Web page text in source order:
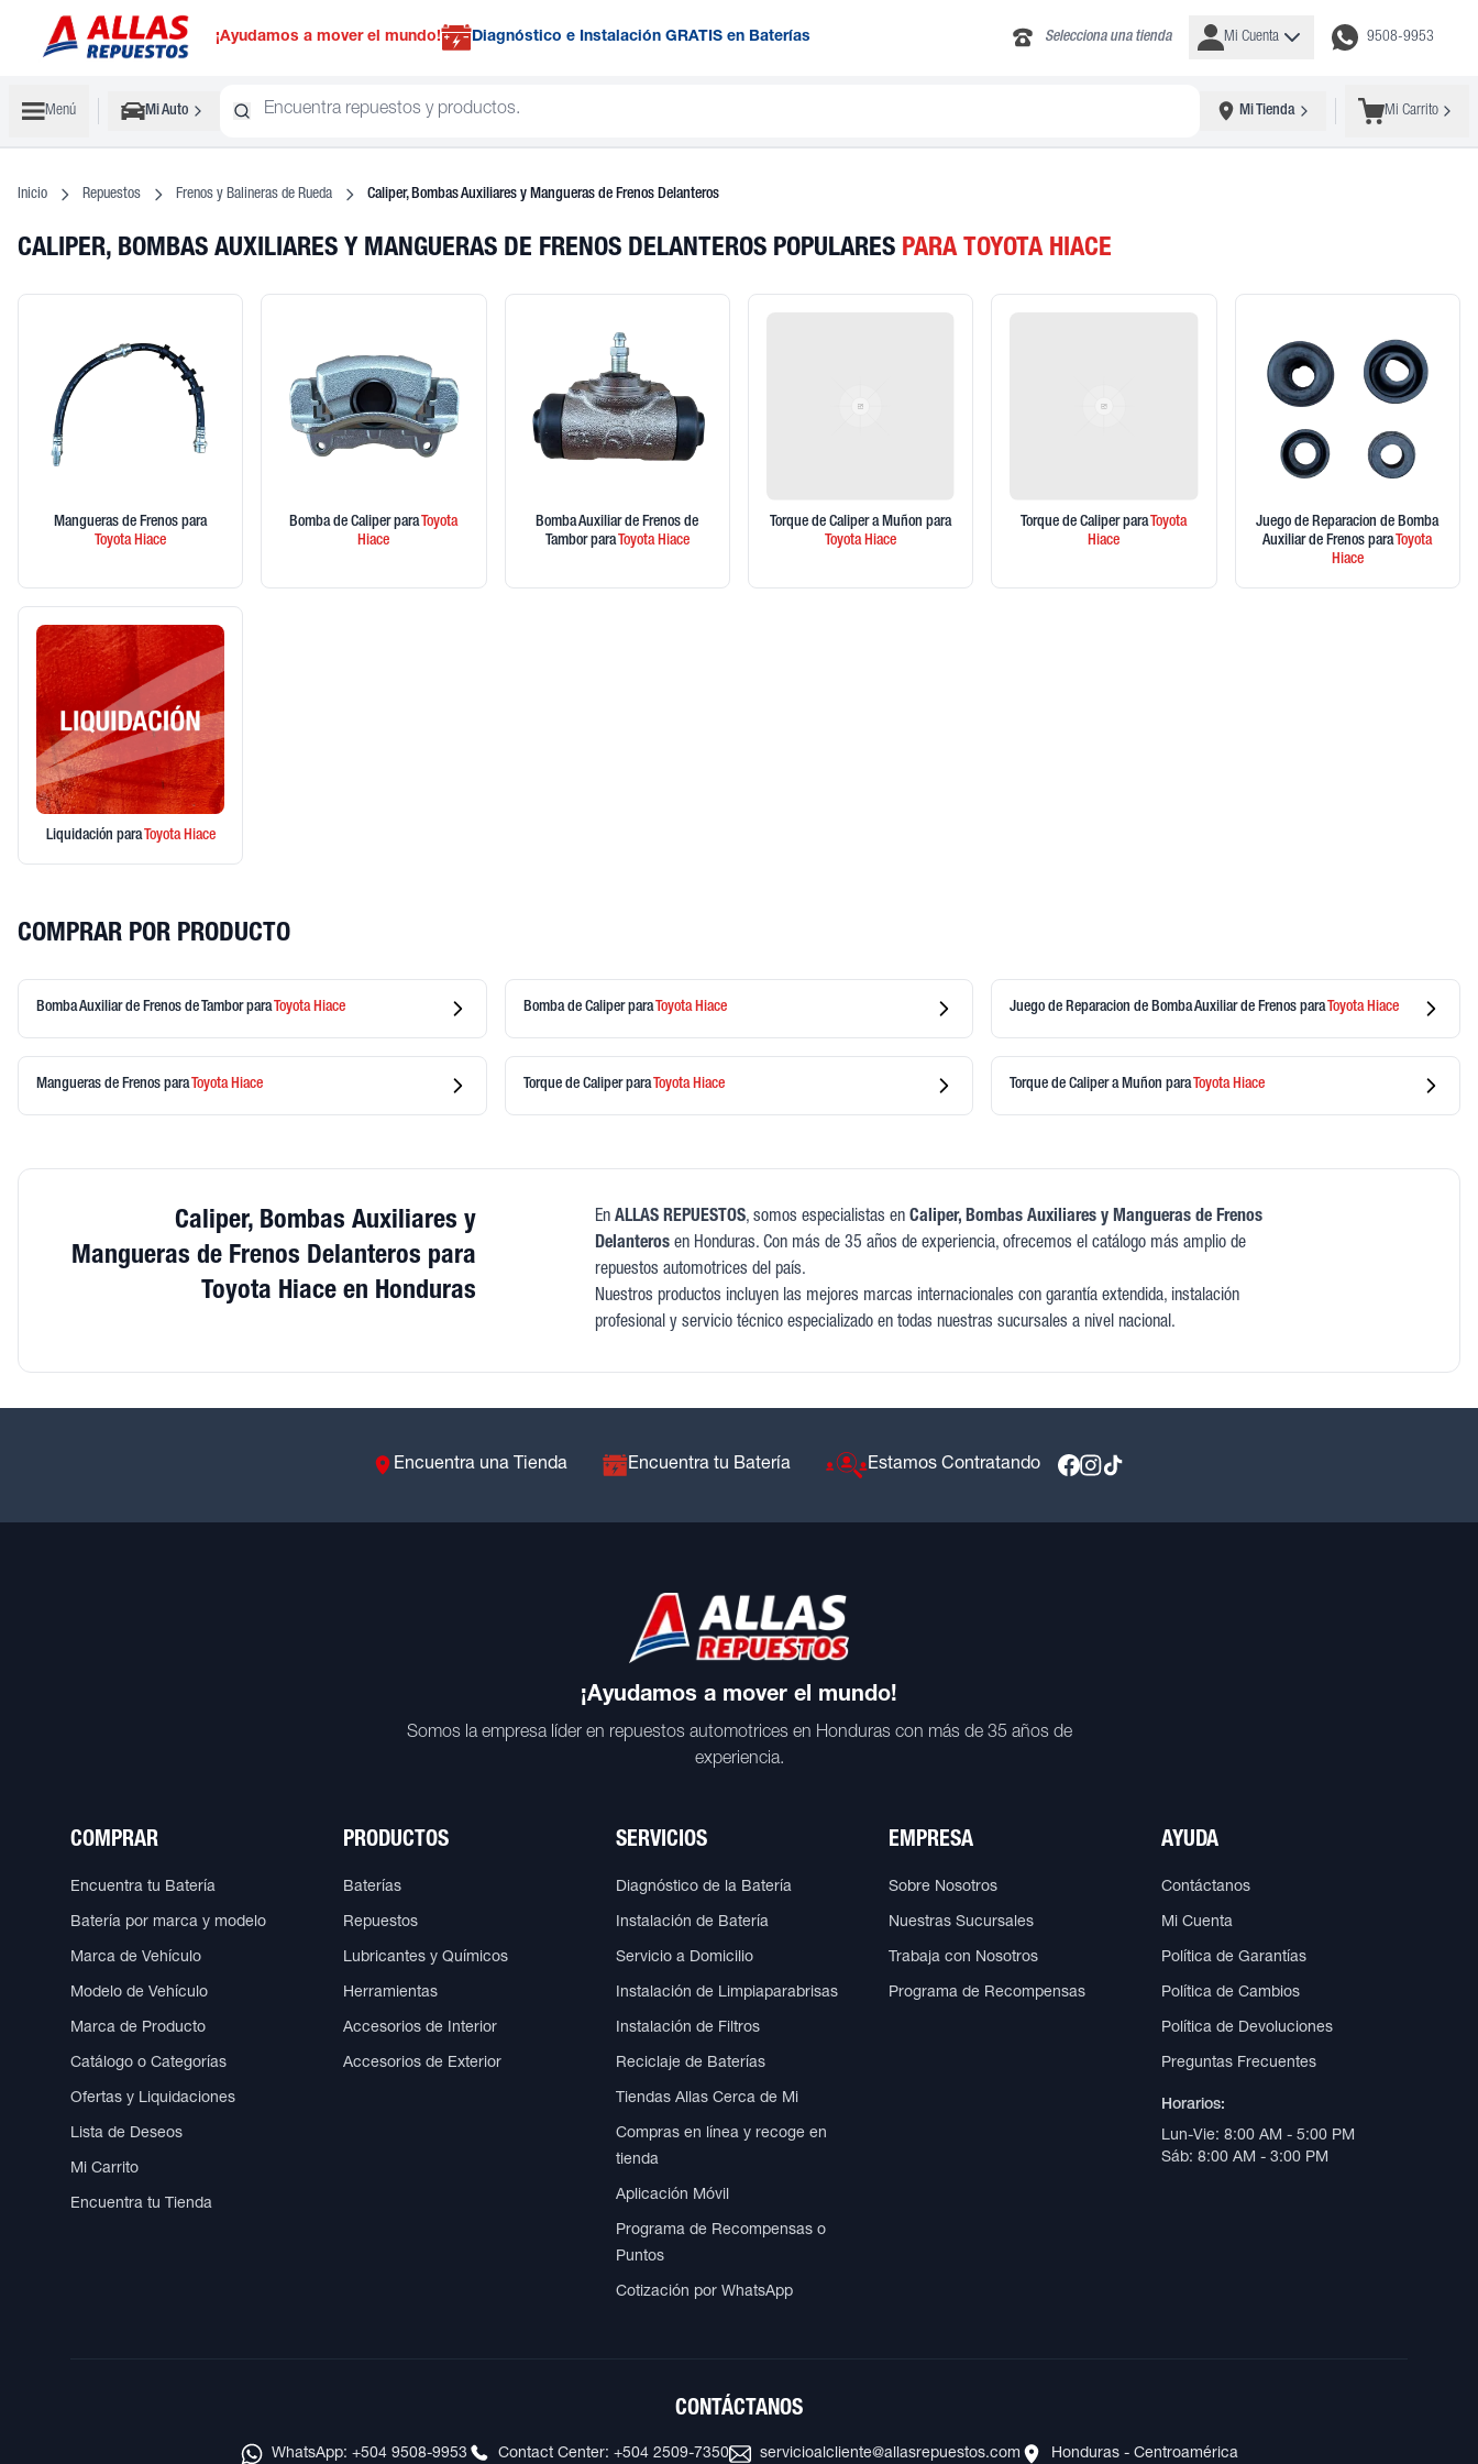
¡Ayudamos a mover el mundo! Diagnóstico e Instalación GRATIS en Baterías Selecciona una tienda Mi Cuenta 9508-9953
Menú Mi Auto Mi Tienda Mi Carrito
Inicio Repuestos Frenos y Balineras de Rueda Caliper, Bombas Auxiliares y Mangueras de Frenos Delanteros
CALIPER, BOMBAS AUXILIARES Y MANGUERAS DE FRENOS DELANTEROS POPULARES PARA TOYOTA HIACE
Mangueras de Frenos para
ToyotaHiace
Bomba de Caliper para Toyota
Hiace
Bomba Auxiliar de Frenos de
Tambor para ToyotaHiace
Torque de Caliper a Muñon para
ToyotaHiace
Torque de Caliper para Toyota
Hiace
Juego de Reparacion de Bomba
Auxiliar de Frenos para Toyota
Hiace
Liquidación paraToyotaHiace
COMPRAR POR PRODUCTO
Bomba Auxiliar de Frenos de Tambor para ToyotaHiace Bomba de Caliper para ToyotaHiace Juego de Reparacion de Bomba Auxiliar de Frenos para ToyotaHiace
Mangueras de Frenos para ToyotaHiace Torque de Caliper para ToyotaHiace Torque de Caliper a Muñon para ToyotaHiace
Caliper, Bombas Auxiliares y
Mangueras de Frenos Delanteros para
Toyota Hiace en Honduras
En ALLAS REPUESTOS, somos especialistas en Caliper, Bombas Auxiliares y Mangueras de Frenos
Delanterosen Honduras. Con más de 35 años de experiencia, ofrecemos el catálogo más amplio de
repuestos automotrices del país.
Nuestros productos incluyen las mejores marcas internacionales con garantía extendida, instalación
profesional y servicio técnico especializado en todas nuestras sucursales a nivel nacional.
Encuentra una Tienda Encuentra tu Batería Estamos Contratando
¡Ayudamos a mover el mundo!
Somos la empresa líder en repuestos automotrices en Honduras con más de 35 años de
experiencia.
COMPRAR
Encuentra tu Batería
Batería por marca y modelo
Marca de Vehículo
Modelo de Vehículo
Marca de Producto
Catálogo o Categorías
Ofertas y Liquidaciones
Lista de Deseos
Mi Carrito
Encuentra tu Tienda
PRODUCTOS
Baterías
Repuestos
Lubricantes y Químicos
Herramientas
Accesorios de Interior
Accesorios de Exterior
SERVICIOS
Diagnóstico de la Batería
Instalación de Batería
Servicio a Domicilio
Instalación de Limpiaparabrisas
Instalación de Filtros
Reciclaje de Baterías
Tiendas Allas Cerca de Mi
Compras en línea y recoge en
tienda
Aplicación Móvil
Programa de Recompensas o
Puntos
Cotización por WhatsApp
EMPRESA
Sobre Nosotros
Nuestras Sucursales
Trabaja con Nosotros
Programa de Recompensas
AYUDA
Contáctanos
Mi Cuenta
Política de Garantías
Política de Cambios
Política de Devoluciones
Preguntas Frecuentes
Horarios:
Lun-Vie: 8:00 AM - 5:00 PM
Sáb: 8:00 AM - 3:00 PM
CONTÁCTANOS
WhatsApp: +504 9508-9953 Contact Center: +504 2509-7350 servicioalcliente@allasrepuestos.com Honduras - Centroamérica